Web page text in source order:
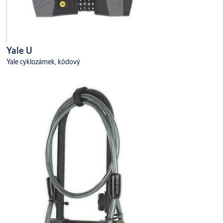
Yale U
Yale cyklozámek, kódový